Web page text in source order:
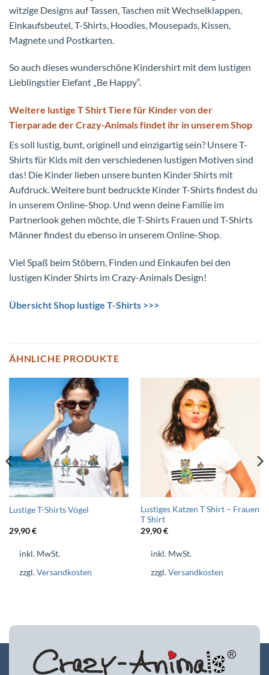
witzige Designs auf Tassen, Taschen mit Wechselklappen,
Einkaufsbeutel, T-Shirts, Hoodies, Mousepads, Kissen,
Magnete und Postkarten.
So auch dieses wunderschöne Kindershirt mit dem lustigen
Lieblingstier Elefant „Be Happy“.
Weitere lustige T Shirt Tiere für Kinder von der
Tierparade der Crazy-Animals findet ihr in unserem Shop
Es soll lustig, bunt, originell und einzigartig sein? Unsere T-
Shirts für Kids mit den verschiedenen lustigen Motiven sind
das! Die Kinder lieben unsere bunten Kinder Shirts mit
Aufdruck. Weitere bunt bedruckte Kinder T-Shirts findest du
in unserem Online-Shop. Und wenn deine Familie im
Partnerlook gehen möchte, die T-Shirts Frauen und T-Shirts
Männer findest du ebenso in unserem Online-Shop.
Viel Spaß beim Stöbern, Finden und Einkaufen bei den
lustigen Kinder Shirts im Crazy-Animals Design!
Übersicht Shop lustige T-Shirts >>>
ÄHNLICHE PRODUKTE
Lustige T-Shirts Vögel
29,90€
inkl. MwSt.
zzgl.Versandkosten
Lustiges Katzen T Shirt – Frauen
T Shirt
29,90€
inkl. MwSt.
zzgl.Versandkosten